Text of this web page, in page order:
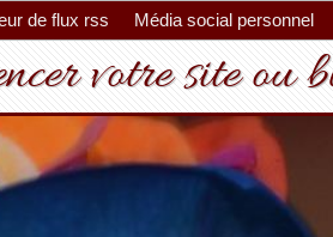
de flux rss Média social personnel
votre site ou